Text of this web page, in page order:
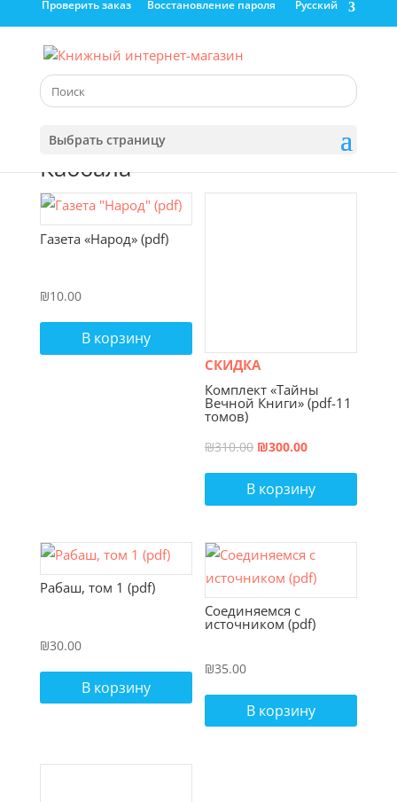
Проверить заказ Восстановление пароля Русский
Выбрать страницу
Каббала
Газета «Народ» (pdf)
₪10.00
В корзину
СКИДКА
Комплект «Тайны
Вечной Книги» (pdf-11
томов)
₪310.00 Первоначальная
цена
составляла
₪300.00Текущая
цена:
₪300.00.
В корзину
Рабаш, том 1 (pdf)
₪30.00
В корзину
Соединяемся с
источником (pdf)
₪35.00
В корзину